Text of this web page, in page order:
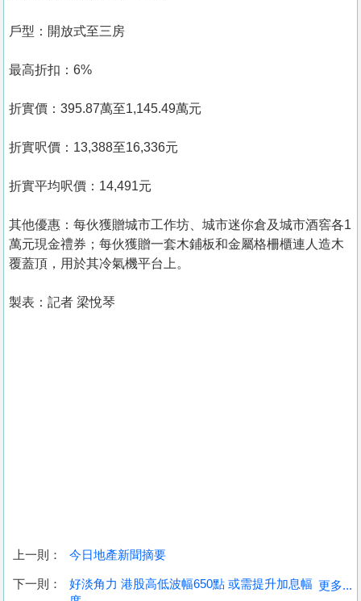
收
戶型：開放式至三房
最高折扣：6%
折實價：395.87萬至1,145.49萬元
折實呎價：13,388至16,336元
折實平均呎價：14,491元
其他優惠：每伙獲贈城市工作坊、城市迷你倉及城市酒窖各1
萬元現金禮券；每伙獲贈一套木鋪板和金屬格柵櫃連人造木
覆蓋頂，用於其冷氣機平台上。
製表：記者 梁悅琴
上一則： 今日地產新聞摘要
下一則：
好淡角力 港股高低波幅650點 或需提升加息幅 更多...